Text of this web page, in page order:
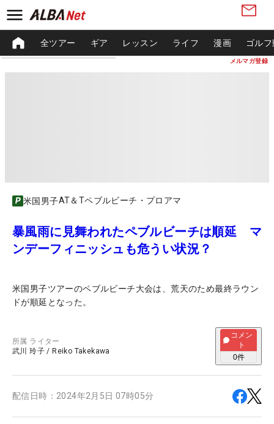
メルマガ登録
全ツアー ギア レッスン ライフ 漫画 ゴル
米国男子AT＆Tペブルビーチ・プロアマ
暴風雨に見舞われたペブルビーチは順延 マ
ンデーフィニッシュも危うい状況？
米国男子ツアーのペブルビーチ大会は、荒天のため最終ラウン
ドが順延となった。
所属 ライター
武川 玲子 / Reiko Takekawa
コメン
ト
0件
配信日時： 2024年2月5日 07時05分